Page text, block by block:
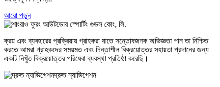
আরো পড়ুন
ক্রয় এবং ব্যবহারের প্রক্রিয়ায় গ্রাহকরা যাতে সন্তোষজনক অভিজ্ঞতা পান তা নিশ্চিত
করতে আমরা গ্রাহকদের সময়মত এবং চিন্তাশীল বিক্রয়োত্তর সহায়তা প্রদানের জন্য
একটি নিখুঁত বিক্রয়োত্তর পরিষেবা ব্যবস্থা প্রতিষ্ঠা করেছি।
দ্রুত ন্যাভিগেশন